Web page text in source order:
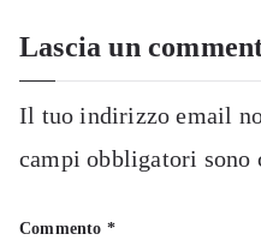
Lascia un
Il tuo indirizzo email
campi obbligatori sono
Commento *